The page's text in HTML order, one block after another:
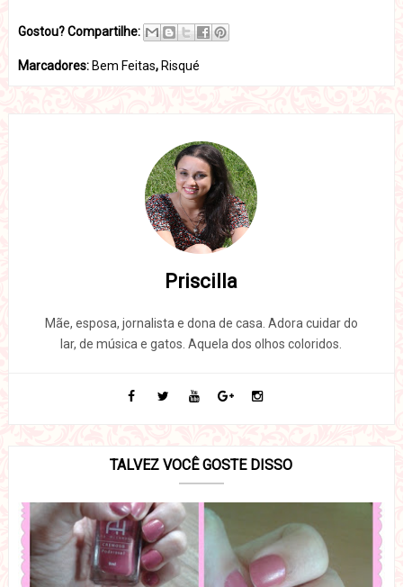
Gostou? Compartilhe:
Marcadores: Bem Feitas, Risqué
Priscilla
Mãe, esposa, jornalista e dona de casa. Adora cuidar do
lar, de música e gatos. Aquela dos olhos coloridos.
TALVEZ VOCÊ GOSTE DISSO